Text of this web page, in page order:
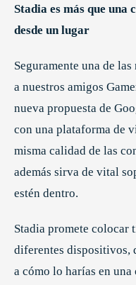
Stadia es más que
desde un lugar
Seguramente una de
a nuestros amigos
nueva propuesta de
con una plataforma de
misma calidad de las
además sirva de vital
estén dentro.
Stadia promete colocar
diferentes dispositivos,
a cómo lo harías en